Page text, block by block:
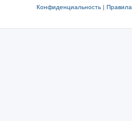
Конфиденциальность| Правила